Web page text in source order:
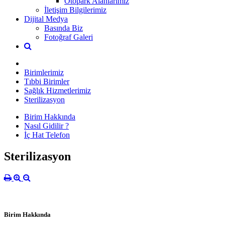
İletişim Bilgilerimiz
Dijital Medya
Basında Biz
Fotoğraf Galeri
Birimlerimiz
Tıbbi Birimler
Sağlık Hizmetlerimiz
Sterilizasyon
Birim Hakkında
Nasıl Gidilir ?
İç Hat Telefon
Sterilizasyon
Birim Hakkında